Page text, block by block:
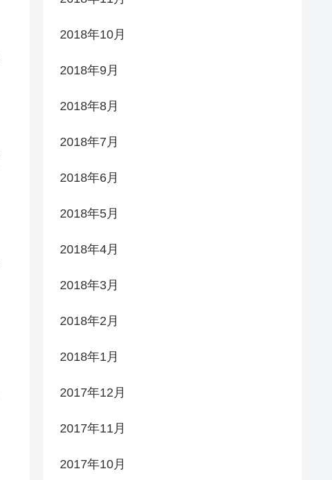
2018年10月
2018年9月
2018年8月
2018年7月
2018年6月
2018年5月
2018年4月
2018年3月
2018年2月
2018年1月
2017年12月
2017年11月
2017年10月